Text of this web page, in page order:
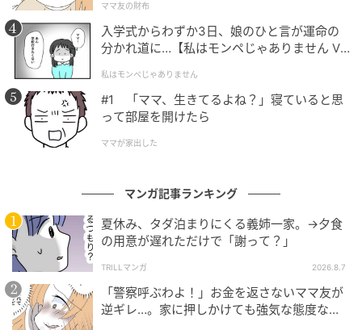
ママ友の財布
入学式からわずか3日、娘のひと言が運命の
分かれ道に…【私はモンペじゃありません Vo
私はモンペじゃありません
#1 「ママ、生きてるよね？」寝ていると思
って部屋を開けたら
ママが家出した
マンガ記事ランキング
夏休み、タダ泊まりにくる義姉一家。→夕食
の用意が遅れただけで「謝って？」
TRILLマンガ 2026.8.7
「警察呼ぶわよ！」お金を返さないママ友が
逆ギレ…。家に押しかけても強気な態度なワ